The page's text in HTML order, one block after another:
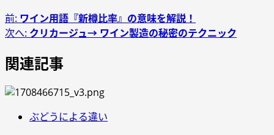
前: ワイン用語『新樽比率』の意味を解説！
次へ: クリカージュ→ ワイン製造の秘密のテクニック
関連記事
ぶどうによる違い